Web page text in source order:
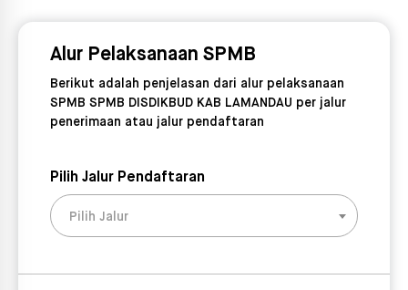
Alur Pelaksanaan SPMB
Berikut adalah penjelasan dari alur pelaksanaan
SPMB SPMB DISDIKBUD KAB LAMANDAU per jalur
penerimaan atau jalur pendaftaran
Pilih Jalur Pendaftaran
Pilih Jalur